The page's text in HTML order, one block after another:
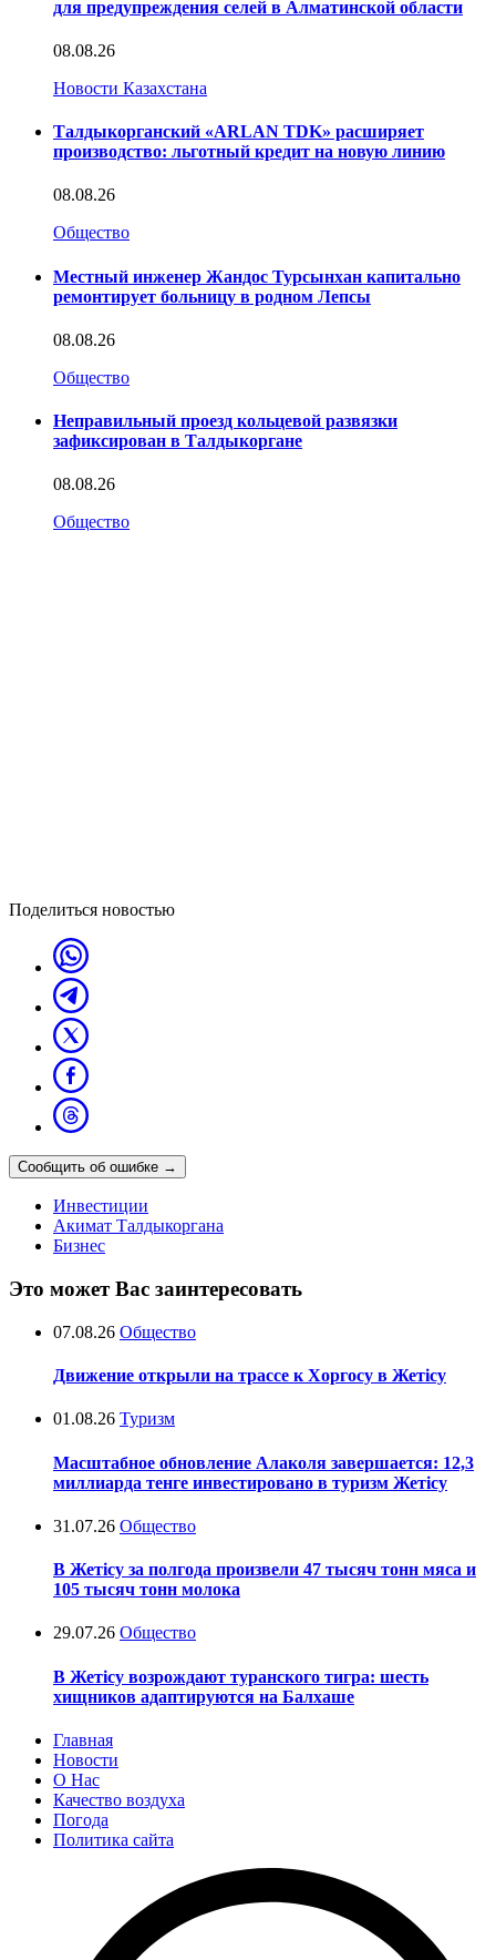
для предупреждения селей в Алматинской области
08.08.26
Новости Казахстана
Талдыкорганский «ARLAN TDK» расширяет
производство: льготный кредит на новую линию
08.08.26
Общество
Местный инженер Жандос Турсынхан капитально
ремонтирует больницу в родном Лепсы
08.08.26
Общество
Неправильный проезд кольцевой развязки
зафиксирован в Талдыкоргане
08.08.26
Общество
Поделиться новостью
Сообщить об ошибке →
Инвестиции
Акимат Талдыкоргана
Бизнес
Это может Вас заинтересовать
07.08.26 Общество
Движение открыли на трассе к Хоргосу в Жетісу
01.08.26 Туризм
Масштабное обновление Алаколя завершается: 12,3
миллиарда тенге инвестировано в туризм Жетісу
31.07.26 Общество
В Жетісу за полгода произвели 47 тысяч тонн мяса и
105 тысяч тонн молока
29.07.26 Общество
В Жетісу возрождают туранского тигра: шесть
хищников адаптируются на Балхаше
Главная
Новости
О Нас
Качество воздуха
Погода
Политика сайта